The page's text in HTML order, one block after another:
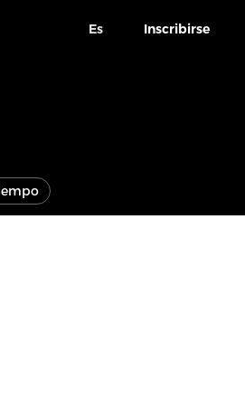
Es Inscribirse